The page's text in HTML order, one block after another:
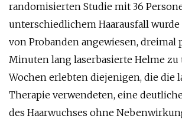
randomisierten Studie mit 36
unterschiedlichem Haarausfall
von Probanden angewiesen, dreimal
Minuten lang laserbasierte Helme zu
Wochen erlebten diejenigen, die die
Therapie verwendeten, eine
des Haarwuchses ohne